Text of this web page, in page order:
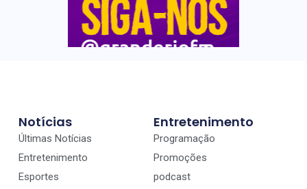
Notícias
Últimas Notícias
Entretenimento
Esportes
Entretenimento
Programação
Promoções
podcast